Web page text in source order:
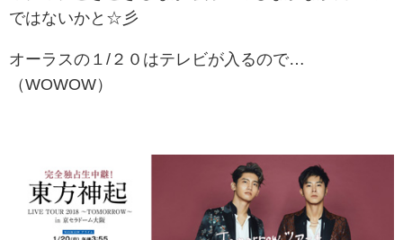
ではないかと☆彡
オーラスの１/２０はテレビが入るので…
（WOWOW）